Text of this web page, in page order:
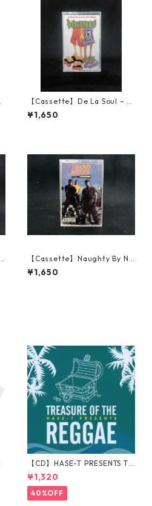
【Cassette】De La Soul – A
Roller Skating Jam Named
"Saturdays"
¥1,650
【Cassette】Naughty By Na
ture ‎– Naughty By Nature
¥1,650
【CD】HASE-T PRESENTS TR
EASURE OF THE REGGAE
¥1,320
40%OFF